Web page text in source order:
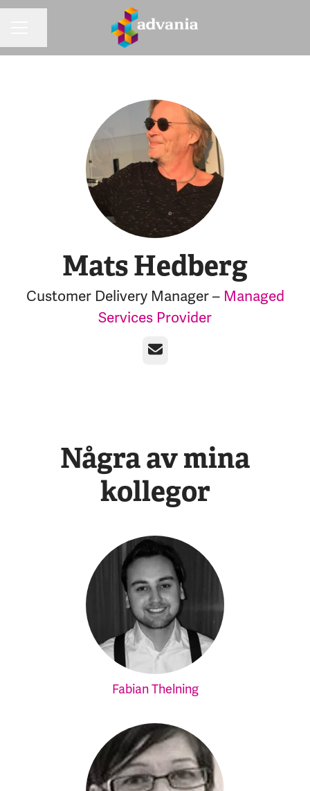
Mats Hedberg
Customer Delivery Manager – Managed
Services Provider
E-post
Några av mina
kollegor
Fabian Thelning